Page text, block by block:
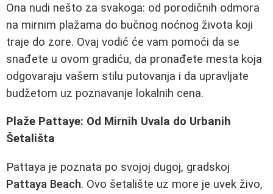
Ona nudi nešto za svakoga: od porodičnih odmora
na mirnim plažama do bučnog noćnog života koji
traje do zore. Ovaj vodić će vam pomoći da se
snađete u ovom gradiću, da pronađete mesta koja
odgovaraju vašem stilu putovanja i da upravljate
budžetom uz poznavanje lokalnih cena.
Plaže Pattaye: Od Mirnih Uvala do Urbanih
Šetališta
Pattaya je poznata po svojoj dugoj, gradskoj
Pattaya Beach. Ovo šetalište uz more je uvek živo,